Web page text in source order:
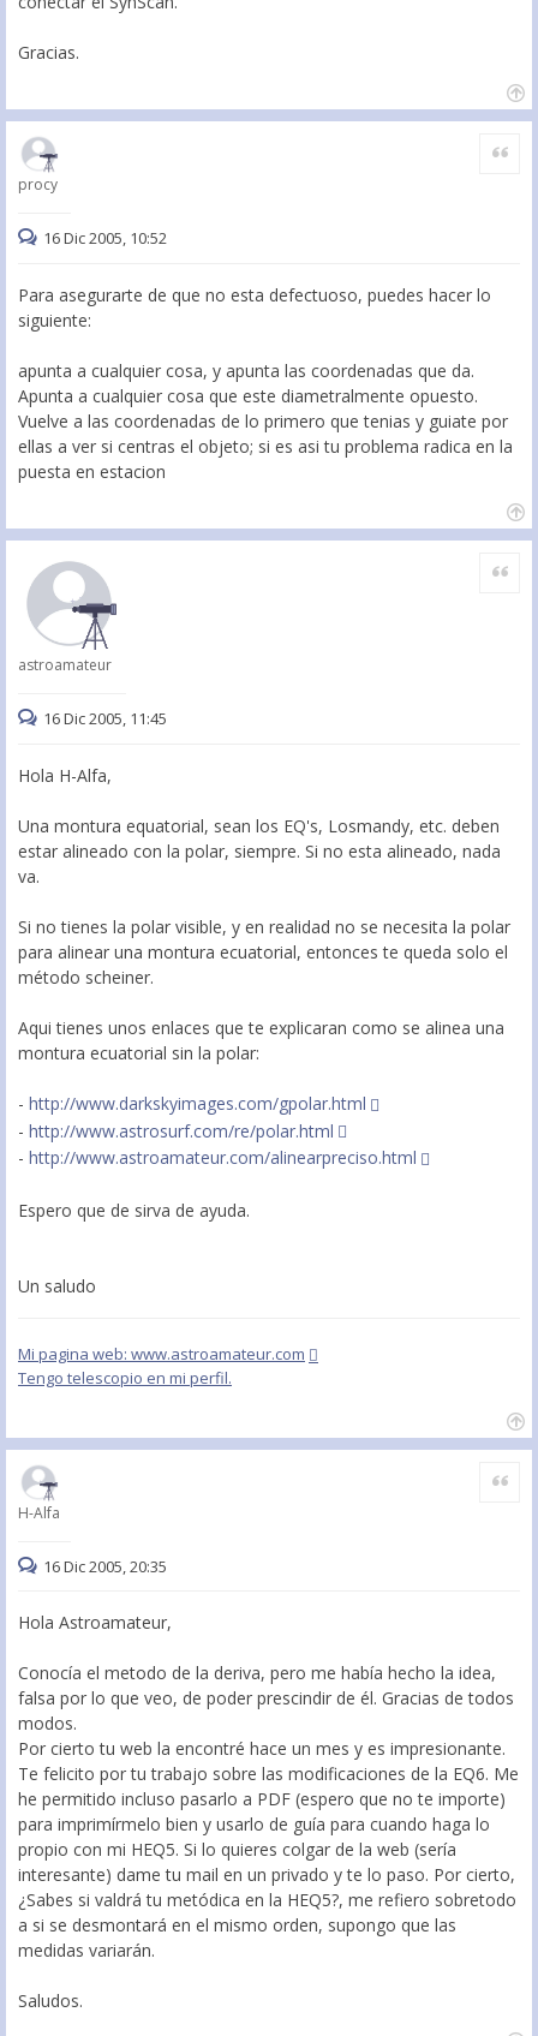
Gracias.
procy
Citar
16 Dic 2005, 10:52
Para asegurarte de que no esta defectuoso, puedes hacer lo
siguiente:
apunta a cualquier cosa, y apunta las coordenadas que da.
Apunta a cualquier cosa que este diametralmente opuesto.
Vuelve a las coordenadas de lo primero que tenias y guiate por
ellas a ver si centras el objeto; si es asi tu problema radica en la
puesta en estacion
astroamateur
Citar
16 Dic 2005, 11:45
Hola H-Alfa,
Una montura equatorial, sean los EQ's, Losmandy, etc. deben
estar alineado con la polar, siempre. Si no esta alineado, nada
va.
Si no tienes la polar visible, y en realidad no se necesita la polar
para alinear una montura ecuatorial, entonces te queda solo el
método scheiner.
Aqui tienes unos enlaces que te explicaran como se alinea una
montura ecuatorial sin la polar:
- http://www.darkskyimages.com/gpolar.html
- http://www.astrosurf.com/re/polar.html
- http://www.astroamateur.com/alinearpreciso.html
Espero que de sirva de ayuda.
Un saludo
Mi pagina web: www.astroamateur.com
Tengo telescopio en mi perfil.
H-Alfa
Citar
16 Dic 2005, 20:35
Hola Astroamateur,
Conocía el metodo de la deriva, pero me había hecho la idea,
falsa por lo que veo, de poder prescindir de él. Gracias de todos
modos.
Por cierto tu web la encontré hace un mes y es impresionante.
Te felicito por tu trabajo sobre las modificaciones de la EQ6. Me
he permitido incluso pasarlo a PDF (espero que no te importe)
para imprimírmelo bien y usarlo de guía para cuando haga lo
propio con mi HEQ5. Si lo quieres colgar de la web (sería
interesante) dame tu mail en un privado y te lo paso. Por cierto,
¿Sabes si valdrá tu metódica en la HEQ5?, me refiero sobretodo
a si se desmontará en el mismo orden, supongo que las
medidas variarán.
Saludos.